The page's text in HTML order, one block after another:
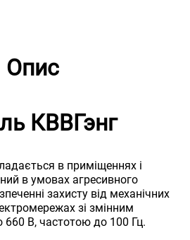
Опис
КВВГэнг
в приміщеннях і
в умовах агресивного
захисту від механічних
зі змінним
В, частотою до 100 Гц.